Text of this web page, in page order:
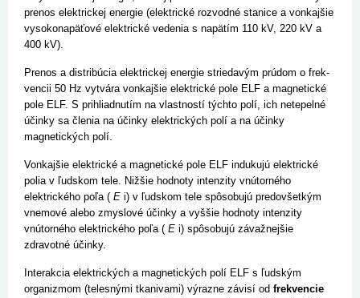
prenos elektrickej energie (elektrické rozvodné stanice a vonkajšie
vysokonapäťové elektrické vedenia s napätím 110 kV, 220 kV a
400 kV).
Prenos a distribúcia ­elektrickej energie striedavým prúdom o frek­
vencii 50 Hz vytvára vonkajšie elektrické pole ELF a magnetické
pole ELF. S prihliadnutím na vlastností týchto polí, ich netepelné
účinky sa členia na účinky elektrických polí a na účinky
magnetických polí.
Vonkajšie elektrické a magnetické pole ELF indukujú elektrické
polia v ľudskom tele. Nižšie hodnoty intenzity vnútorného
elektrického poľa ( E i) v ľudskom tele spôsobujú predovšetkým
vnemové alebo zmyslové účinky a vyššie hodnoty intenzity
vnútorného elektrického poľa ( E i) spôsobujú závažnejšie
zdravotné účinky.
Interakcia elektrických a magnetických polí ELF s ľudským
organizmom (telesnými tkanivami) výrazne závisí od frekvencie